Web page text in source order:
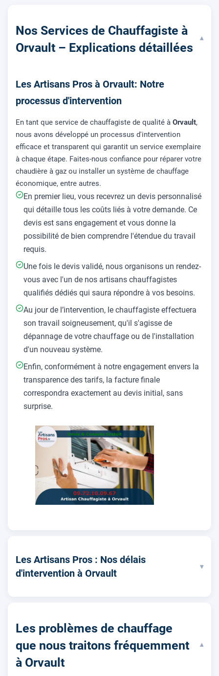
Nos Services de Chauffagiste à
Orvault – Explications détaillées
▾
Les Artisans Pros à Orvault: Notre
processus d'intervention
En tant que service de chauffagiste de qualité à Orvault,
nous avons développé un processus d'intervention
efficace et transparent qui garantit un service exemplaire
à chaque étape. Faites-nous confiance pour réparer votre
chaudière à gaz ou installer un système de chauffage
économique, entre autres.
En premier lieu, vous recevrez un devis personnalisé
qui détaille tous les coûts liés à votre demande. Ce
devis est sans engagement et vous donne la
possibilité de bien comprendre l'étendue du travail
requis.
Une fois le devis validé, nous organisons un rendez-
vous avec l'un de nos artisans chauffagistes
qualifiés dédiés qui saura répondre à vos besoins.
Au jour de l’intervention, le chauffagiste effectuera
son travail soigneusement, qu'il s'agisse de
dépannage de votre chauffage ou de l'installation
d'un nouveau système.
Enfin, conformément à notre engagement envers la
transparence des tarifs, la facture finale
correspondra exactement au devis initial, sans
surprise.
Les Artisans Pros : Nos délais
d'intervention à Orvault
▾
Les problèmes de chauffage
que nous traitons fréquemment
à Orvault
▾